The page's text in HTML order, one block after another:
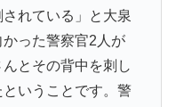
れている」と大泉
った警察官2人が
とその背中を刺し
いうことです。警